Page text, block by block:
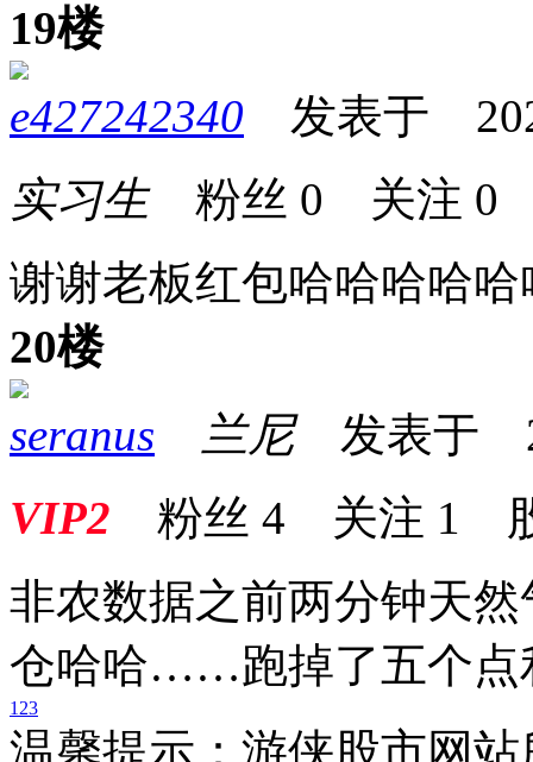
19楼
e427242340 发表于
实习生粉丝 0 关注 0
谢谢老板红包哈哈哈哈
20楼
seranus
兰尼发表于
VIP2 粉丝 4 关注 1
非农数据之前两分钟天
仓哈哈……跑掉了五个点
1 23
温馨提示：游侠股市网